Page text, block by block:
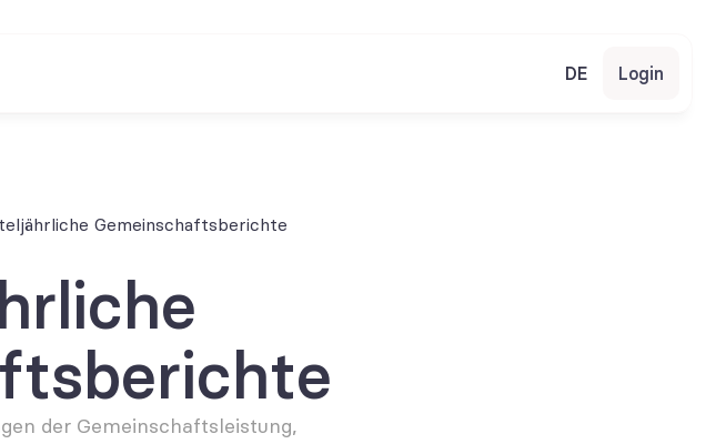
DE Login
Gemeinschaftsberichte
der Gemeinschaftsleistung,